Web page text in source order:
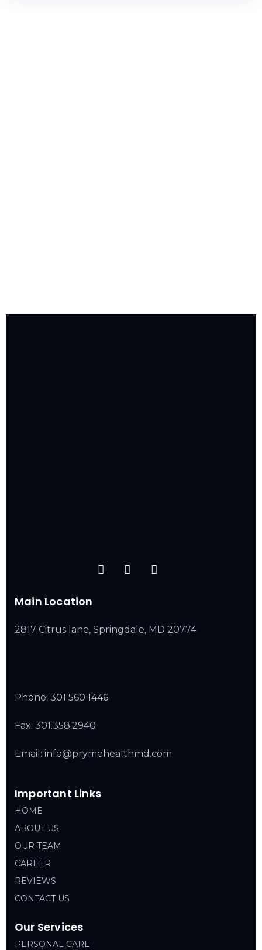
Main Location
2817 Citrus lane, Springdale, MD 20774
Phone: 301 560 1446
Fax: 301.358.2940
Email: info@prymehealthmd.com
Important Links
HOME
ABOUT US
OUR TEAM
CAREER
REVIEWS
CONTACT US
Our Services
PERSONAL CARE